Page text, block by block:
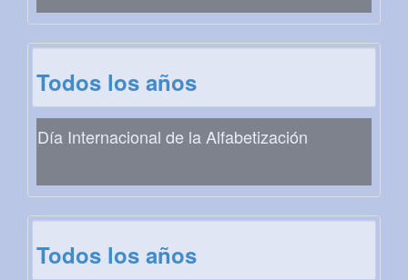
Todos los años
Día Internacional de la Alfabetización
Todos los años